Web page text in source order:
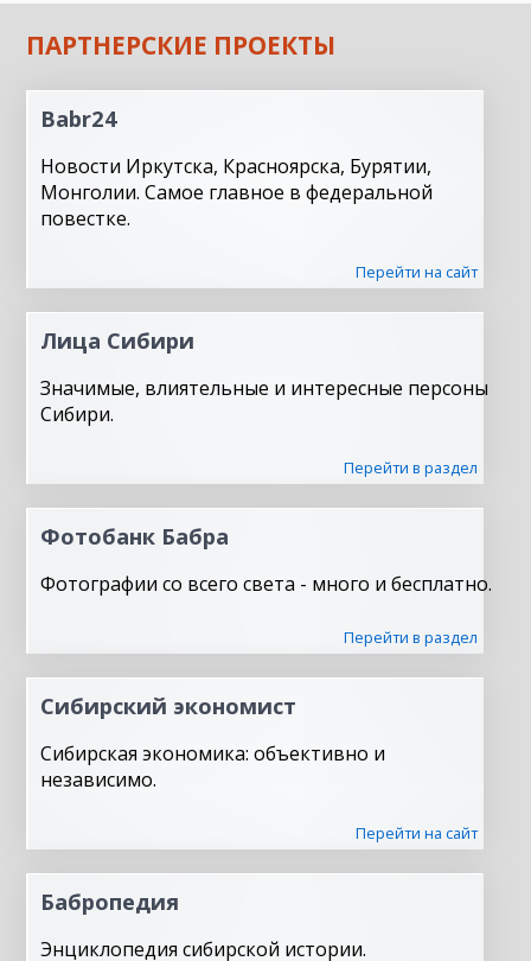
ПАРТНЕРСКИЕ ПРОЕКТЫ
Babr24
Новости Иркутска, Красноярска, Бурятии,
Монголии. Самое главное в федеральной
повестке.
Перейти на сайт
Лица Сибири
Значимые, влиятельные и интересные персоны
Сибири.
Перейти в раздел
Фотобанк Бабра
Фотографии со всего света - много и бесплатно.
Перейти в раздел
Сибирский экономист
Сибирская экономика: объективно и
независимо.
Перейти на сайт
Бабропедия
Энциклопедия сибирской истории.